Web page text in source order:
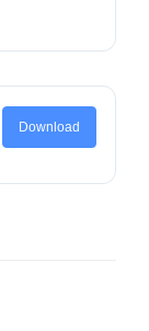
Download